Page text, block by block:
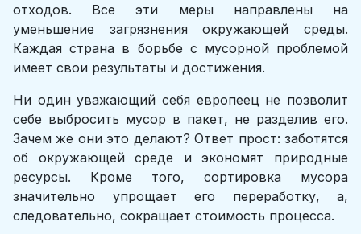
отходов. Все эти меры направлены на
уменьшение загрязнения окружающей среды.
Каждая страна в борьбе с мусорной проблемой
имеет свои результаты и достижения.
Ни один уважающий себя европеец не позволит
себе выбросить мусор в пакет, не разделив его.
Зачем же они это делают? Ответ прост: заботятся
об окружающей среде и экономят природные
ресурсы. Кроме того, сортировка мусора
значительно упрощает его переработку, а,
следовательно, сокращает стоимость процесса.